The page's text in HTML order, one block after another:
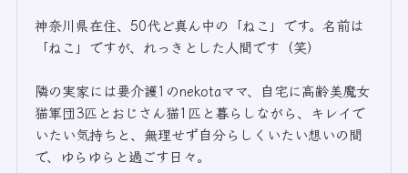
神奈川県在住、50代ど真ん中の「ねこ」です。名前は
「ねこ」ですが、れっきとした人間です（笑）
隣の実家には要介護1のnekotaママ、自宅に高齢美魔女
猫軍団3匹とおじさん猫1匹と暮らしながら、キレイで
いたい気持ちと、無理せず自分らしくいたい想いの間
で、ゆらゆらと過ごす日々。